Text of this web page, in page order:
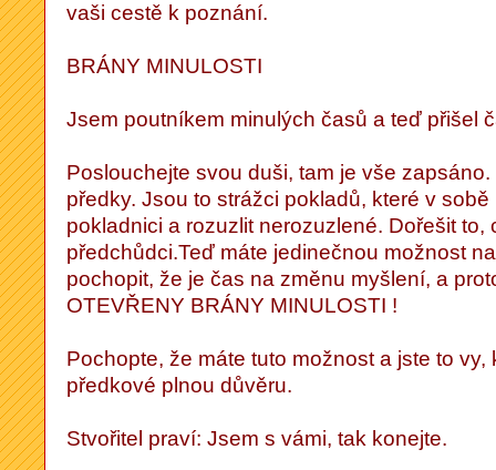
vaši cestě k poznání.
BRÁNY MINULOSTI
Jsem poutníkem minulých časů a teď přišel
Poslouchejte svou duši, tam je vše
předky. Jsou to strážci pokladů, které v
pokladnici a rozuzlit nerozuzlené. Dořešit to,
předchůdci.Teď máte jedinečnou možnost
pochopit, že je čas na změnu myšlení, a
OTEVŘENY BRÁNY MINULOSTI !
Pochopte, že máte tuto možnost a jste to vy,
předkové plnou důvěru.
Stvořitel praví: Jsem s vámi, tak konejte.